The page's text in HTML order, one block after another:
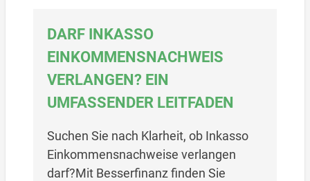
DARF INKASSO
EINKOMMENSNACHWEIS
VERLANGEN? EIN
UMFASSENDER LEITFADEN
Suchen Sie nach Klarheit, ob Inkasso
Einkommensnachweise verlangen
darf?Mit Besserfinanz finden Sie